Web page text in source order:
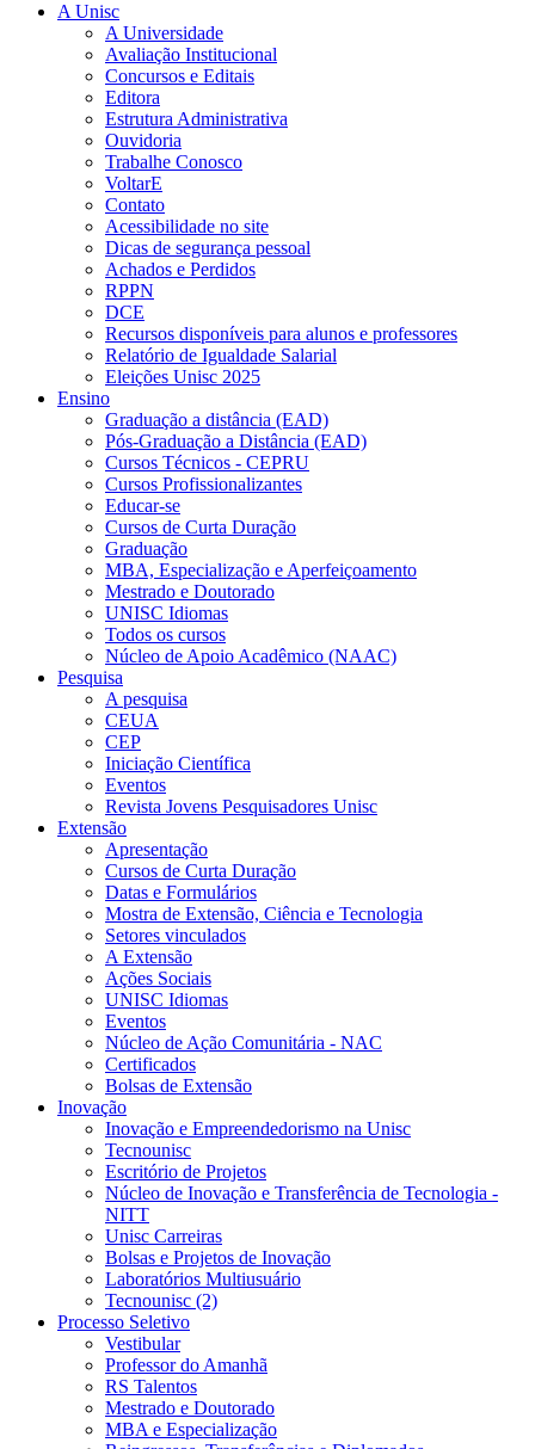
A Unisc
A Universidade
Avaliação Institucional
Concursos e Editais
Editora
Estrutura Administrativa
Ouvidoria
Trabalhe Conosco
VoltarE
Contato
Acessibilidade no site
Dicas de segurança pessoal
Achados e Perdidos
RPPN
DCE
Recursos disponíveis para alunos e professores
Relatório de Igualdade Salarial
Eleições Unisc 2025
Ensino
Graduação a distância (EAD)
Pós-Graduação a Distância (EAD)
Cursos Técnicos - CEPRU
Cursos Profissionalizantes
Educar-se
Cursos de Curta Duração
Graduação
MBA, Especialização e Aperfeiçoamento
Mestrado e Doutorado
UNISC Idiomas
Todos os cursos
Núcleo de Apoio Acadêmico (NAAC)
Pesquisa
A pesquisa
CEUA
CEP
Iniciação Científica
Eventos
Revista Jovens Pesquisadores Unisc
Extensão
Apresentação
Cursos de Curta Duração
Datas e Formulários
Mostra de Extensão, Ciência e Tecnologia
Setores vinculados
A Extensão
Ações Sociais
UNISC Idiomas
Eventos
Núcleo de Ação Comunitária - NAC
Certificados
Bolsas de Extensão
Inovação
Inovação e Empreendedorismo na Unisc
Tecnounisc
Escritório de Projetos
Núcleo de Inovação e Transferência de Tecnologia -
NITT
Unisc Carreiras
Bolsas e Projetos de Inovação
Laboratórios Multiusuário
Tecnounisc (2)
Processo Seletivo
Vestibular
Professor do Amanhã
RS Talentos
Mestrado e Doutorado
MBA e Especialização